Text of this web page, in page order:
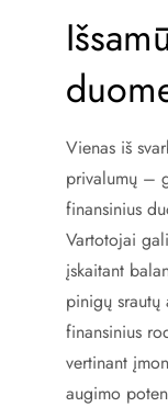
Vienas iš
privalumų –
finansinius
Vartotojai
įskaitant
pinigų srautų
finansinius
vertinant
augimo